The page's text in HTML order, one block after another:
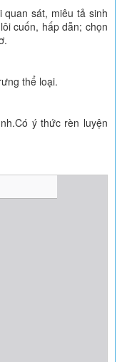
sát, miêu tả sinh
cuốn, hấp dẫn; chọn
thể loại.
ý thức rèn luyện